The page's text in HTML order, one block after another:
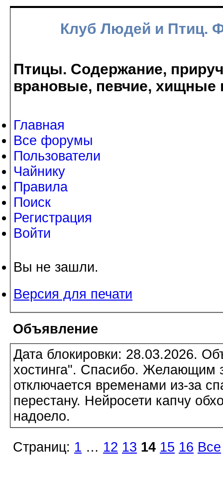
Клуб Людей и Птиц.
Птицы. Содержание,
врановые, певчие, хищные
Главная
Все форумы
Пользователи
Чайнику
Правила
Поиск
Регистрация
Войти
Вы не зашли.
Версия для печати
Объявление
Дата блокировки: 28.03.2026.
хостинга". Спасибо. Желающим
отключается временами из-за
перестану. Нейросети капчу
надоело.
Страниц: 1 … 12 13 14 15 16 Все